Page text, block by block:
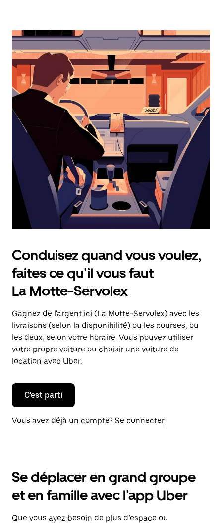
bas
interagir
avec
calendrier
et
sélectionner
une
date.
Appuyez
d'échappement
pour
fermer
calendrier.
Conduisez quand vous voulez,
faites ce qu'il vous faut
La Motte-Servolex
Gagnez de l'argent ici (La Motte-Servolex) avec les
livraisons (selon la disponibilité) ou les courses, ou
les deux, selon votre horaire. Vous pouvez utiliser
votre propre voiture ou choisir une voiture de
location avec Uber.
C'est parti
Vous avez déjà un compte? Se connecter
Se déplacer en grand groupe
et en famille avec l'app Uber
Que vous ayez besoin de plus d’espace ou